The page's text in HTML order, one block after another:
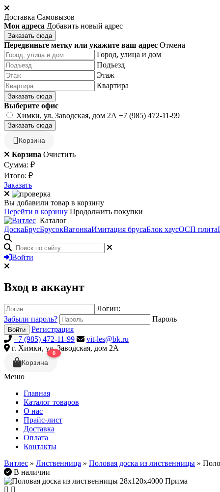
Доставка Самовызов
Мои адреса Добавить новый адрес
Заказать сюда
Передвиньте метку или укажите ваш адрес Отмена
Город, улица и дом
Подъезд
Этаж
Квартира
Заказать сюда
Выберите офис
Химки, ул. Заводская, дом 2А +7 (985) 472-11-99
Заказать сюда
Корзина
Корзина Очистить
Сумма: ₽
Итого: ₽
Заказать
Вы добавили товар в корзину
Перейти в корзину Продолжить покупки
Каталог
ДоскаБрусБрусокВагонкаИмитация брусаБлок хаусОСП плита
Войти
Вход в аккаунт
Логин:
Забыли пароль?
Пароль
Войти
Регистрация
+7 (985) 472-11-99
vit-les@bk.ru
г. Химки, ул. Заводская, дом 2А
Корзина
0
Меню
Главная
Каталог товаров
О нас
Прайс-лист
Доставка
Оплата
Контакты
Витлес » Лиственница » Половая доска из лиственницы »
В наличии